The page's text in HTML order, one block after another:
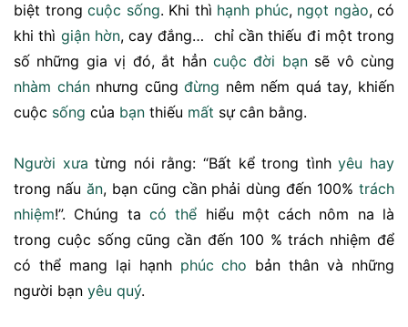
biệt trong cuộc sống. Khi thì hạnh phúc, ngọt ngào, có
khi thì giận hờn, cay đắng… chỉ cần thiếu đi một trong
số những gia vị đó, ắt hẳn cuộc đời bạnsẽ vô cùng
nhàm chánnhưng cũngđừng nêm nếm quá tay, khiến
cuộc sống của bạn thiếu mất sự cân bằng.
Người xưa từng nói rằng: “Bất kể trong tìnhyêu hay
trong nấu ăn, bạn cũng cần phải dùng đến 100%trách
nhiệm!”. Chúng ta có thể hiểu một cách nôm na là
trong cuộc sống cũng cần đến 100 % trách nhiệm để
có thể mang lại hạnh phúc cho bản thân và những
người bạn yêu quý.